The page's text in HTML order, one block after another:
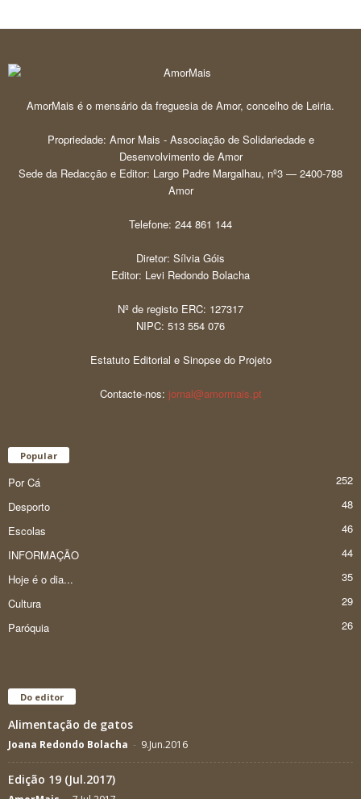
AmorMais é o mensário da freguesia de Amor, concelho de Leiria.
Propriedade: Amor Mais - Associação de Solidariedade e
Desenvolvimento de Amor
Sede da Redacção e Editor: Largo Padre Margalhau, nº3 — 2400-788
Amor
Telefone: 244 861 144
Diretor: Sílvia Góis
Editor: Levi Redondo Bolacha
Nº de registo ERC: 127317
NIPC: 513 554 076
Estatuto Editorial e Sinopse do Projeto
Contacte-nos: jornal@amormais.pt
Popular
Por Cá
252
Desporto
48
Escolas
46
INFORMAÇÃO
44
Hoje é o dia...
35
Cultura
29
Paróquia
26
Do editor
Alimentação de gatos
Joana Redondo Bolacha - 9.Jun.2016
Edição 19 (Jul.2017)